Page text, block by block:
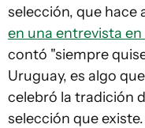
selección, que hace
en una entrevista en
contó "siempre
Uruguay, es algo
celebró la tradición
selección que existe.